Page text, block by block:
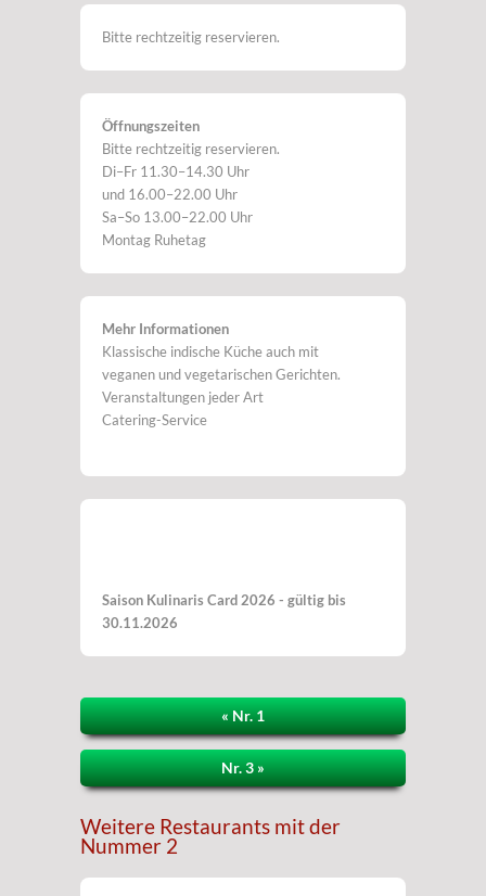
Bitte rechtzeitig reservieren.
Öffnungszeiten
Bitte rechtzeitig reservieren.
Di–Fr 11.30–14.30 Uhr
und 16.00–22.00 Uhr
Sa–So 13.00–22.00 Uhr
Montag Ruhetag
Mehr Informationen
Klassische indische Küche auch mit
veganen und vegetarischen Gerichten.
Veranstaltungen jeder Art
Catering-Service
Saison Kulinaris Card 2026 - gültig bis
30.11.2026
« Nr. 1
Nr. 3 »
Weitere Restaurants mit der
Nummer 2